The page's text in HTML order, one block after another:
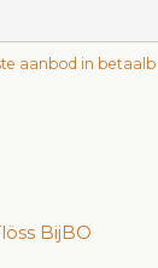
aanbod in
BijBO